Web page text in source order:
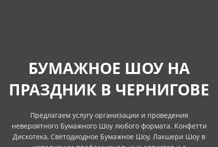
БУМАЖНОЕ ШОУ НА
ПРАЗДНИК В ЧЕРНИГОВЕ
Предлагаем услугу организации и проведения
невероятного Бумажного Шоу любого формата. Конфетти
Дискотека, Светодиодное Бумажное Шоу, Лакшери Шоу в